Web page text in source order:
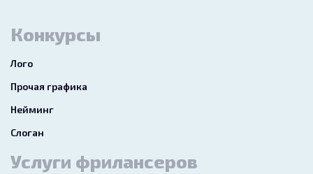
Конкурсы
Лого
Прочая графика
Нейминг
Слоган
Услуги фрилансеров